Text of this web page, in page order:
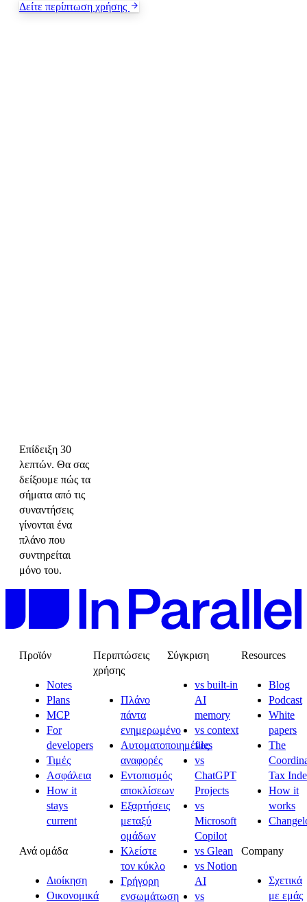
Δείτε περίπτωση χρήσης
Επίδειξη 30
λεπτών. Θα σας
δείξουμε πώς τα
σήματα από τις
συναντήσεις
γίνονται ένα
πλάνο που
συντηρείται
μόνο του.
Προϊόν
Notes
Plans
MCP
For
developers
Τιμές
Ασφάλεια
How it
stays
current
Ανά ομάδα
Διοίκηση
Οικονομικά
Περιπτώσεις
χρήσης
Πλάνο
πάντα
ενημερωμένο
Αυτοματοποιημένες
αναφορές
Εντοπισμός
αποκλίσεων
Εξαρτήσεις
μεταξύ
ομάδων
Κλείστε
τον κύκλο
Γρήγορη
ενσωμάτωση
Σύγκριση
vs built-in
AI
memory
vs context
files
vs
ChatGPT
Projects
vs
Microsoft
Copilot
vs Glean
vs Notion
AI
vs
Resources
Blog
Podcast
White
papers
The
Tax
How it
works
Company
Σχετικά
με εμάς